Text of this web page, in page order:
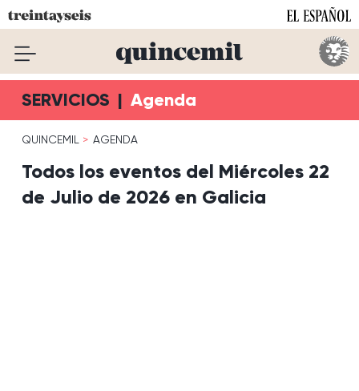
SERVICIOS | Agenda
QUINCEMIL AGENDA
Todos los eventos del Miércoles 22
de Julio de 2026 en Galicia